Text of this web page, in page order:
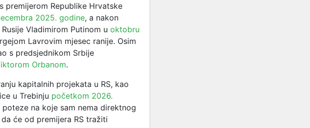
premijerom Republike Hrvatske
2025. godine, a nakon
Vladimirom Putinom u oktobru
Lavrovim mjesec ranije. Osim
s predsjednikom Srbije
Orbanom.
kapitalnih projekata u RS, kao
u Trebinju početkom 2026.
na koje sam nema direktnog
će od premijera RS tražiti